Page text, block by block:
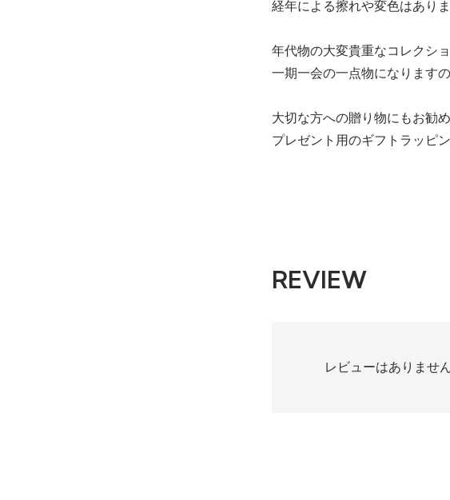
経年による擦れや変色はあり
年代物の大変貴重なコレクショ
一期一会の一点物になります
大切な方への贈り物にもお勧め
プレゼント用のギフトラッピ
REVIEW
レビューはありませ